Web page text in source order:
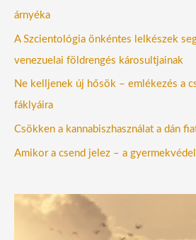
árnyéka
A Szcientológia önkéntes lelkészek
venezuelai földrengés károsultjainak
Ne kelljenek új hősök – emlékezés a
fáklyáira
Csökken a kannabiszhasználat a dán
Amikor a csend jelez – a